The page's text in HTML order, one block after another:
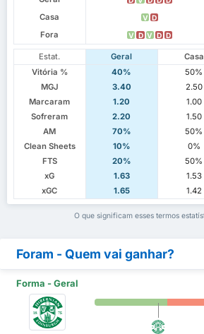
Casa V D
Fora V D V D D
Estat. Geral Casa
Vitória %
40% 50%
MGJ
3.40 2.50
Marcaram
1.20 1.00
Sofreram
2.20 1.50
AM
70% 50%
Clean Sheets
10% 0%
FTS
20% 50%
xG
1.63 1.53
xGC
1.65 1.42
O que significam esses termos
Foram - Quem vai ganhar?
Forma - Geral